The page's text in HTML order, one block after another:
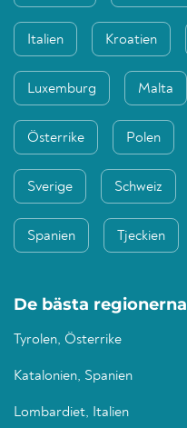
Italien Kroatien
Luxemburg Malta
Österrike Polen
Sverige Schweiz
Spanien Tjeckien
De bästa regionerna
Tyrolen, Österrike
Katalonien, Spanien
Lombardiet, Italien